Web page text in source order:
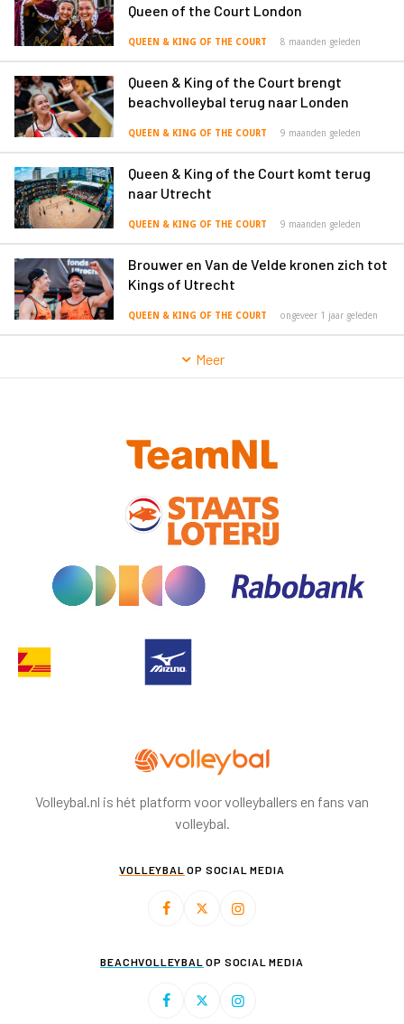
Queen of the Court London
QUEEN & KING OF THE COURT 8 maanden geleden
Queen & King of the Court brengt
beachvolleybal terug naar Londen
QUEEN & KING OF THE COURT 9 maanden geleden
Queen & King of the Court komt terug
naar Utrecht
QUEEN & KING OF THE COURT 9 maanden geleden
Brouwer en Van de Velde kronen zich tot
Kings of Utrecht
QUEEN & KING OF THE COURT ongeveer 1 jaar geleden
Meer
Volleybal.nl is hét platform voor volleyballers en fans van
volleybal.
VOLLEYBAL OP SOCIAL MEDIA
BEACHVOLLEYBAL OP SOCIAL MEDIA